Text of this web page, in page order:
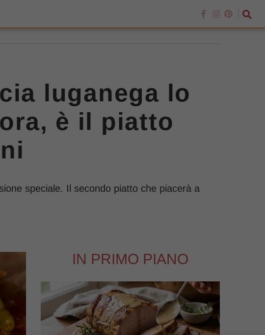
luganega lo
è il piatto
speciale. Il secondo piatto che piacerà a
IN PRIMO PIANO